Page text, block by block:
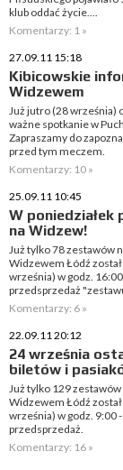
klub oddać życie....
Komentarzy: 1 »
27.09.11 15:18
Kibicowskie
Widzewem
Już jutro (28 września)
ważne spotkanie w
Zapraszamy do
przed tym meczem.
Komentarzy: 10 »
25.09.11 10:45
W
na Widzew!
Już tylko 78 zestawów
Widzewem Łódź
września) w godz.
przedsprzedaż
Komentarzy: 6 »
22.09.11 20:12
24 września
biletów i
Już tylko 129
Widzewem Łódź
września) w godz. 9:00
przedsprzedaż.
Komentarzy: 16 »